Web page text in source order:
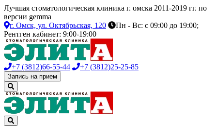
Лучшая стоматологическая клиника г. омска 2011-2019 гг. по
версии gemma
г. Омск, ул. Октябрьская, 120
Пн - Вс: с 09:00 до 19:00;
Рентген кабинет: 9:00-19:00
+7 (3812)66-55-44 +7 (3812)25-25-85
Запись на прием